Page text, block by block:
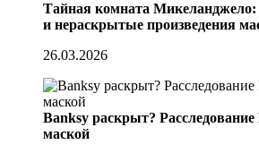
Тайная комната Микеланджело:
и нераскрытые произведения
26.03.2026
Banksy раскрыт? Расследование
маской